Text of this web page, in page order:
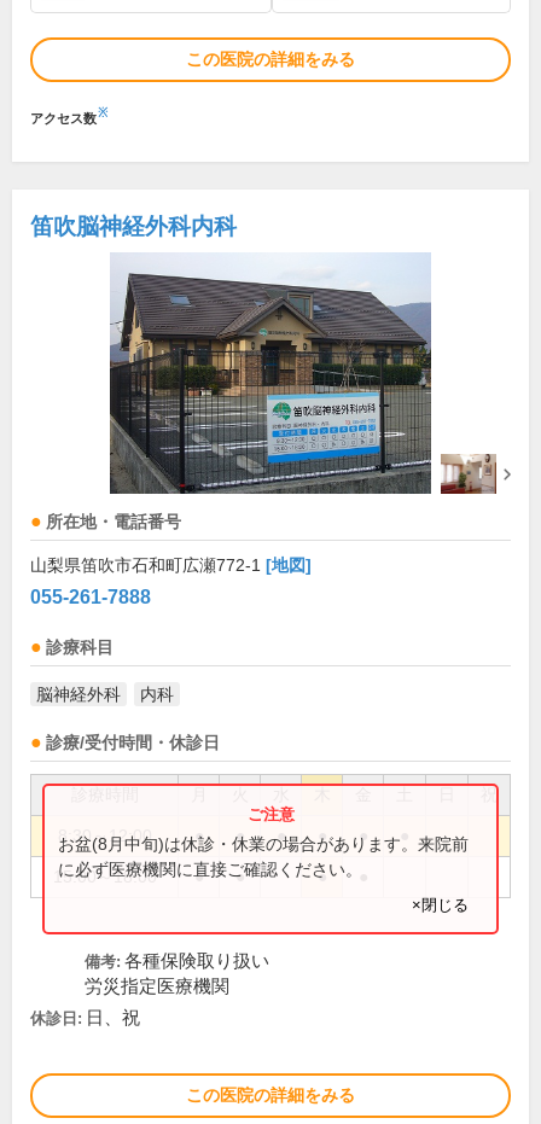
この医院の詳細をみる
アクセス数※
笛吹脳神経外科内科
所在地・電話番号
山梨県笛吹市石和町広瀬772-1 [地図]
055-261-7888
診療科目
脳神経外科 内科
診療/受付時間・休診日
祝
8:30～12:00 ● ● ● ● ●
15:00～18:00 ● ● ●
お盆(8月中旬)は休診・休業の場合があります。来院前
に必ず医療機関に直接ご確認ください。
×閉じる
備考: 各種保険取り扱い
労災指定医療機関
休診日: 日、祝
この医院の詳細をみる